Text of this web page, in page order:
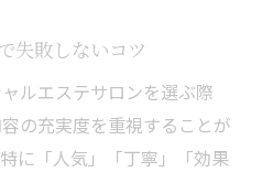
失敗しないコツ
ルエステサロンを選ぶ際
の充実度を重視することが
に「人気」「丁寧」「効果